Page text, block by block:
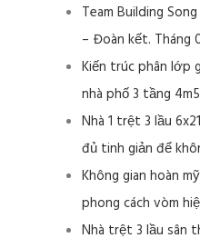
Team Building
– Đoàn kết. Tháng
Kiến trúc phân lớp
nhà phố 3 tầng
Nhà 1 trệt 3 lầu
đủ tinh giản để
Không gian hoàn
phong cách vòm
Nhà trệt 3 lầu sân